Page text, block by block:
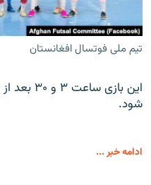
تیم ملی فوتسال افغانستان
این بازی
شود.
ادامه خبر ...